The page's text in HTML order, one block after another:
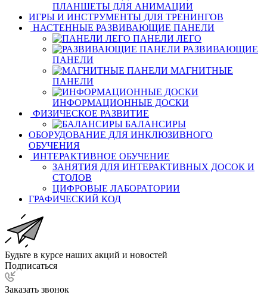
ПЛАНШЕТЫ ДЛЯ АНИМАЦИИ
ИГРЫ И ИНСТРУМЕНТЫ ДЛЯ ТРЕНИНГОВ
НАСТЕННЫЕ РАЗВИВАЮЩИЕ ПАНЕЛИ
ПАНЕЛИ ЛЕГО
РАЗВИВАЮЩИЕ
ПАНЕЛИ
МАГНИТНЫЕ
ПАНЕЛИ
ИНФОРМАЦИОННЫЕ ДОСКИ
ФИЗИЧЕСКОЕ РАЗВИТИЕ
БАЛАНСИРЫ
ОБОРУДОВАНИЕ ДЛЯ ИНКЛЮЗИВНОГО
ОБУЧЕНИЯ
ИНТЕРАКТИВНОЕ ОБУЧЕНИЕ
ЗАНЯТИЯ ДЛЯ ИНТЕРАКТИВНЫХ ДОСОК И
СТОЛОВ
ЦИФРОВЫЕ ЛАБОРАТОРИИ
ГРАФИЧЕСКИЙ КОД
Будьте в курсе наших акций и новостей
Подписаться
Заказать звонок